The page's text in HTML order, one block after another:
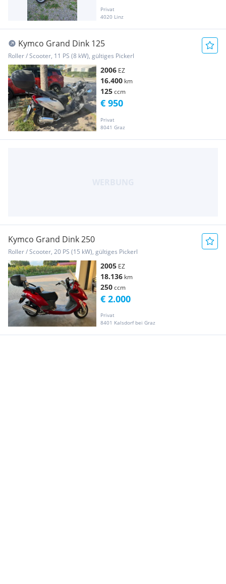
Privat
4020 Linz
Kymco Grand Dink 125
Roller / Scooter, 11 PS (8 kW), gültiges Pickerl
2006 EZ
16.400 km
125ccm
Privat
8041 Graz
€ 950
Kymco Grand Dink 250
Roller / Scooter, 20 PS (15 kW), gültiges Pickerl
2005 EZ
18.136 km
250ccm
Privat
8401 Kalsdorf bei Graz
€ 2.000